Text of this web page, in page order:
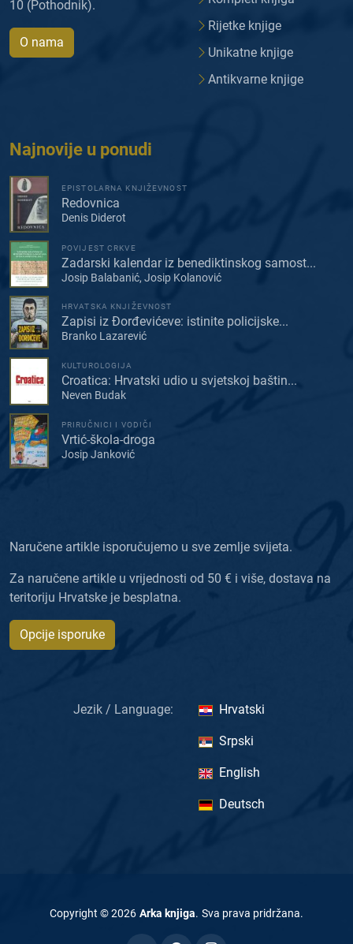
10 (Pothodnik).
O nama
Rijetke knjige
Unikatne knjige
Antikvarne knjige
Najnovije u ponudi
EPISTOLARNA KNJIŽEVNOST
Redovnica
Denis Diderot
POVIJEST CRKVE
Zadarski kalendar iz benediktinskog samost...
Josip Balabanić, Josip Kolanović
HRVATSKA KNJIŽEVNOST
Zapisi iz Đorđevićeve: istinite policijske...
Branko Lazarević
KULTUROLOGIJA
Croatica: Hrvatski udio u svjetskoj baštin...
Neven Budak
PRIRUČNICI I VODIČI
Vrtić-škola-droga
Josip Janković
Naručene artikle isporučujemo u sve zemlje svijeta.
Za naručene artikle u vrijednosti od 50 € i više, dostava na
teritoriju Hrvatske je besplatna.
Opcije isporuke
Jezik / Language: Hrvatski
Srpski
English
Deutsch
Copyright ©2026 Arka knjiga. Sva prava pridržana.